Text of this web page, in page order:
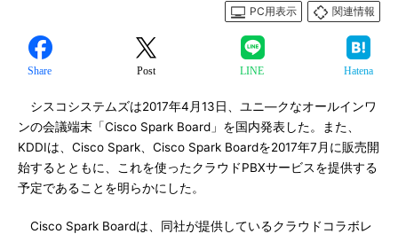
PC用表示
関連情報
Share Post LINE Hatena
シスコシステムズは2017年4月13日、ユニ―クなオールインワ
ンの会議端末「Cisco Spark Board」を国内発表した。また、
KDDIは、Cisco Spark、Cisco Spark Boardを2017年7月に販売開
始するとともに、これを使ったクラウドPBXサービスを提供する
予定であることを明らかにした。
Cisco Spark Boardは、同社が提供しているクラウドコラボレ